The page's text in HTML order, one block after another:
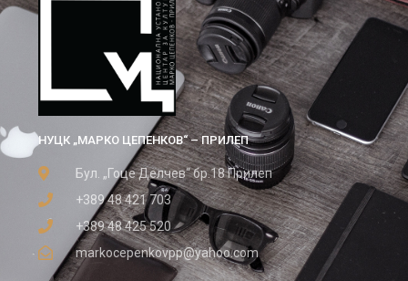
НУЦК „МАРКО ЦЕПЕНКОВ“ – ПРИЛЕП
Бул. „Гоце Делчев“ бр.18 Прилеп
+389 48 421 703
+389 48 425 520
markocepenkovpp@yahoo.com